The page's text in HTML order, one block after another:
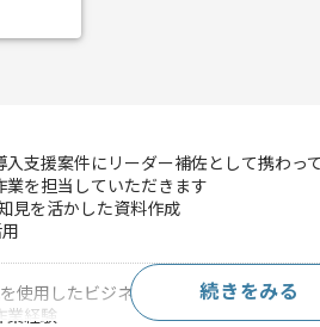
入支援案件にリーダー補佐として携わっ
業を担当していただきます
見を活かした資料作成
を使用したビジネス利用経験
業経験
続きをみる